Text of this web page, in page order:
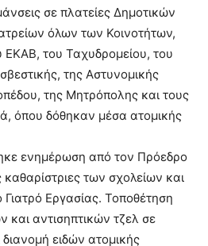
σε πλατείες Δημοτικών
όλων των Κοινοτήτων,
ΕΚΑΒ, του Ταχυδρομείου, του
της Αστυνομικής
της Μητρόπολης και τους
όπου δόθηκαν μέσα ατομικής
ενημέρωση από τον Πρόεδρο
καθαρίστριες των σχολείων και
Εργασίας. Τοποθέτηση
και αντισηπτικών τζελ σε
ειδών ατομικής